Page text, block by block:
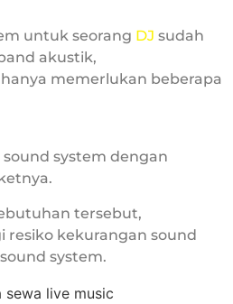
untuk seorang DJ sudah
akustik,
memerlukan beberapa
system dengan
tersebut,
resiko kekurangan sound
system.